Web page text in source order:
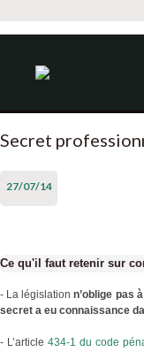
Secret
27/07/14
Ce qu'il faut retenir sur
- La législationn’oblige pas
secret a eu connaissance
- L’article 434-1 du code